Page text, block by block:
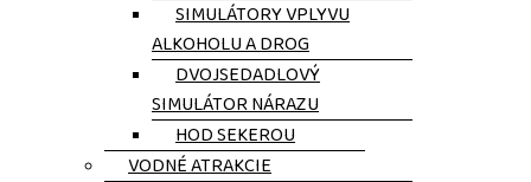
SIMULÁTORY VPLYVU
ALKOHOLU A DROG
DVOJSEDADLOVÝ
SIMULÁTOR NÁRAZU
HOD SEKEROU
VODNÉ ATRAKCIE